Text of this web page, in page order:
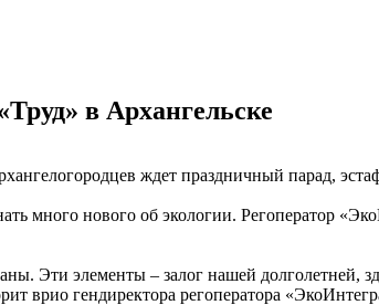
в Архангельске
ждет праздничный парад,
много нового об экологии. Регоператор
Эти элементы – залог нашей
врио гендиректора регоператора